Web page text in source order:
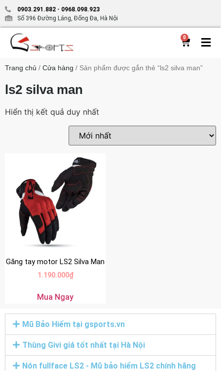
0903.291.882 - 0968.098.923
Số 396 Đường Láng, Đống Đa, Hà Nội
0
Trang chủ / Cửa hàng / Sản phẩm được gắn thẻ “ls2 silva man”
ls2 silva man
Hiển thị kết quả duy nhất
Găng tay motor LS2 Silva Man
1.190.000₫
Mua Ngay
Mũ Bảo Hiểm tại gsports.vn
Thùng Givi giá tốt nhất tại Hà Nội
Nón fullface LS2 - Mũ bảo hiểm LS2 chính hãng